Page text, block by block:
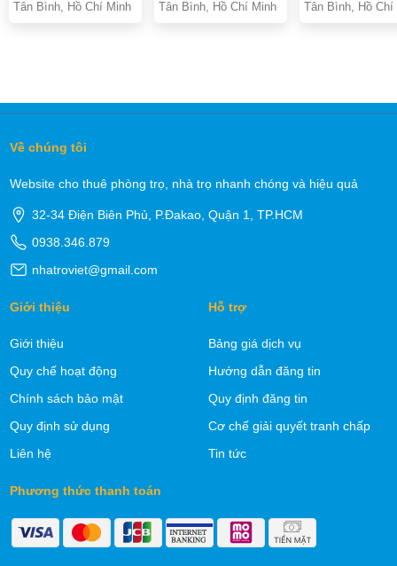
Tân Bình, Hồ Chí Minh Tân Bình, Hồ Chí Minh Tân Bình, Hồ Chí
Về chúng tôi
Website cho thuê phòng trọ, nhà trọ nhanh chóng và hiệu quả
32-34 Điện Biên Phủ, P.Đakao, Quận 1, TP.HCM
0938.346.879
nhatroviet@gmail.com
Giới thiệu
Giới thiệu
Quy chế hoạt động
Chính sách bảo mật
Quy định sử dụng
Liên hệ
Hỗ trợ
Bảng giá dịch vụ
Hướng dẫn đăng tin
Quy định đăng tin
Cơ chế giải quyết tranh chấp
Tin tức
Phương thức thanh toán